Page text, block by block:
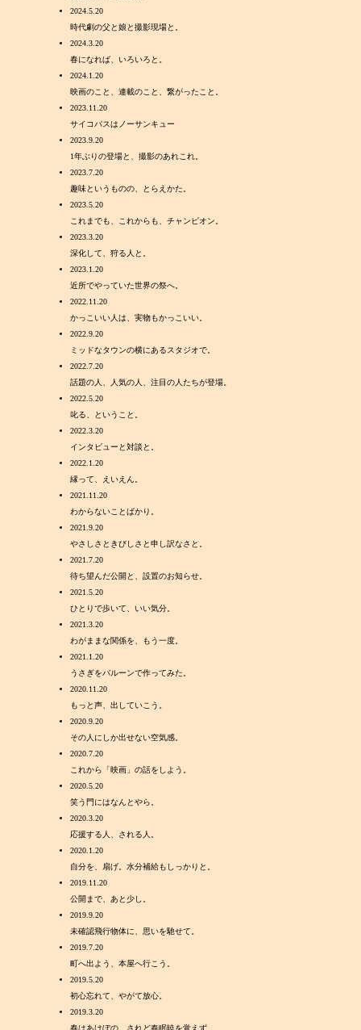
2024.5.20
時代劇の父と娘と撮影現場と。
2024.3.20
春になれば、いろいろと。
2024.1.20
映画のこと、連載のこと、繋がったこと。
2023.11.20
サイコパスはノーサンキュー
2023.9.20
1年ぶりの登場と、撮影のあれこれ。
2023.7.20
趣味というものの、とらえかた。
2023.5.20
これまでも、これからも、チャンピオン。
2023.3.20
深化して、狩る人と。
2023.1.20
近所でやっていた世界の祭へ。
2022.11.20
かっこいい人は、実物もかっこいい。
2022.9.20
ミッドなタウンの横にあるスタジオで。
2022.7.20
話題の人、人気の人、注目の人たちが登場。
2022.5.20
叱る、ということ。
2022.3.20
インタビューと対談と。
2022.1.20
縁って、えいえん。
2021.11.20
わからないことばかり。
2021.9.20
やさしさときびしさと申し訳なさと。
2021.7.20
待ち望んだ公開と、設置のお知らせ。
2021.5.20
ひとりで歩いて、いい気分。
2021.3.20
わがままな関係を、もう一度。
2021.1.20
うさぎをバルーンで作ってみた。
2020.11.20
もっと声、出していこう。
2020.9.20
その人にしか出せない空気感。
2020.7.20
これから「映画」の話をしよう。
2020.5.20
笑う門にはなんとやら。
2020.3.20
応援する人、される人。
2020.1.20
自分を、扇げ。水分補給もしっかりと。
2019.11.20
公開まで、あと少し。
2019.9.20
未確認飛行物体に、思いを馳せて。
2019.7.20
町へ出よう、本屋へ行こう。
2019.5.20
初心忘れて、やがて放心。
2019.3.20
春はあけぼの、されど春眠暁を覚えず。